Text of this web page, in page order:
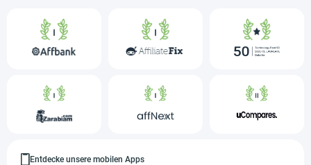
Entdecke unsere mobilen Apps